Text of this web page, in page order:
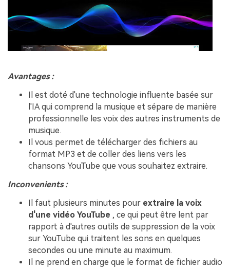
Avantages :
Il est doté d'une technologie influente basée sur
l'IA qui comprend la musique et sépare de manière
professionnelle les voix des autres instruments de
musique.
Il vous permet de télécharger des fichiers au
format MP3 et de coller des liens vers les
chansons YouTube que vous souhaitez extraire.
Inconvenients :
Il faut plusieurs minutes pour extraire la voix
d'une vidéo YouTube , ce qui peut être lent par
rapport à d'autres outils de suppression de la voix
sur YouTube qui traitent les sons en quelques
secondes ou une minute au maximum.
Il ne prend en charge que le format de fichier audio